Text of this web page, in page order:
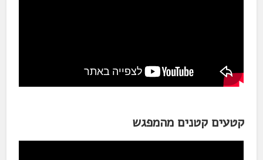
קטעים קטנים מהמפגש